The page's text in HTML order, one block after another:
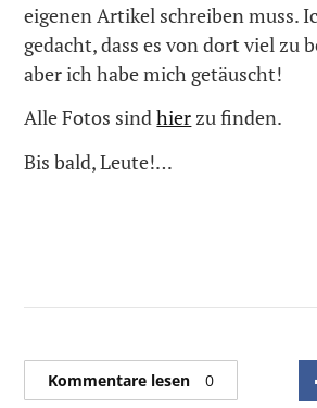
eigenen Artikel schreiben muss.
gedacht, dass es von dort viel zu
aber ich habe mich getäuscht!
Alle Fotos sindhierzu finden.
Bis bald, Leute!…
Kommentare lesen 0